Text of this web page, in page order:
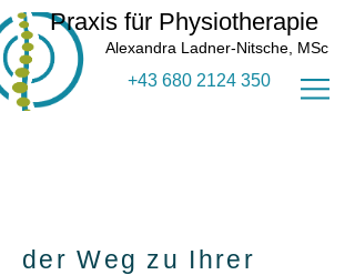
Praxis für Physiotherapie
Alexandra Ladner-Nitsche, MSc
+43 680 2124 350
der Weg zu Ihrer